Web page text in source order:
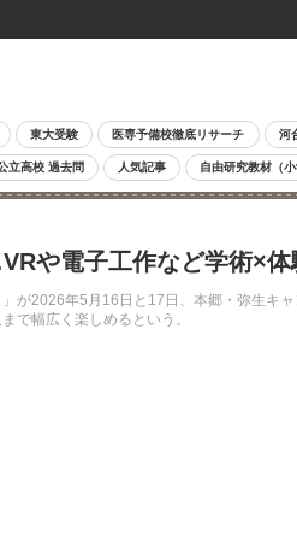
東大受験 医専予備校徹底リサーチ 河
立高校 過去問 人気記事 自由研究教材（小
や電子工作など学術×体
が2026年5月16日と17日、本郷・弥生キ
で幅広く楽しめるという。